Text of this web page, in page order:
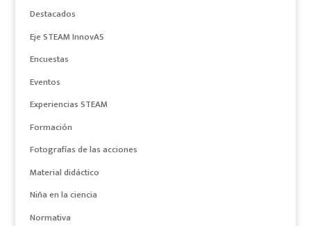
Destacados
Eje STEAM InnovAS
Encuestas
Eventos
Experiencias STEAM
Formación
Fotografías de las acciones
Material didáctico
Niña en la ciencia
Normativa